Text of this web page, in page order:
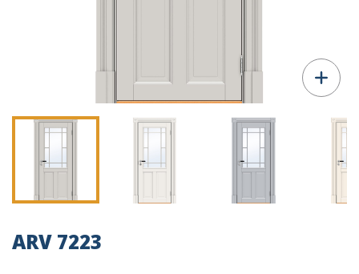
ARV 7223